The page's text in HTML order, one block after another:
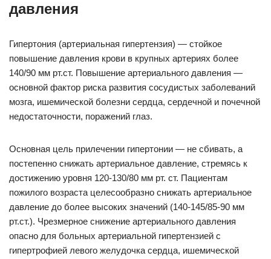
давления
Гипертония (артериальная гипертензия) — стойкое
повышение давления крови в крупных артериях более
140/90 мм рт.ст. Повышение артериального давления —
основной фактор риска развития сосудистых заболеваний
мозга, ишемической болезни сердца, сердечной и почечной
недостаточности, поражений глаз.
Основная цель прилечении гипертонии — не сбивать, а
постепенно снижать артериальное давление, стремясь к
достижению уровня 120-130/80 мм рт. ст. Пациентам
пожилого возраста целесообразно снижать артериальное
давление до более высоких значений (140-145/85-90 мм
рт.ст.). Чрезмерное снижение артериального давления
опасно для больных артериальной гипертензией с
гипертрофией левого желудочка сердца, ишемической